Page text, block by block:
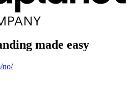
made easy
no/